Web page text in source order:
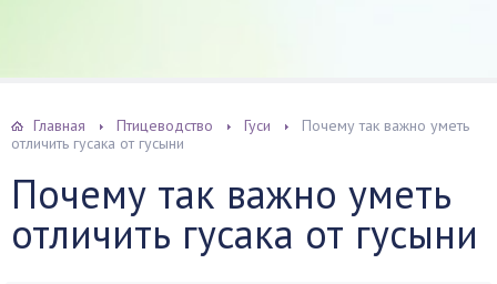
Главная Птицеводство Гуси
Почему так важно уметь
отличить гусака от гусыни
Почему так важно уметь
отличить гусака от гусыни